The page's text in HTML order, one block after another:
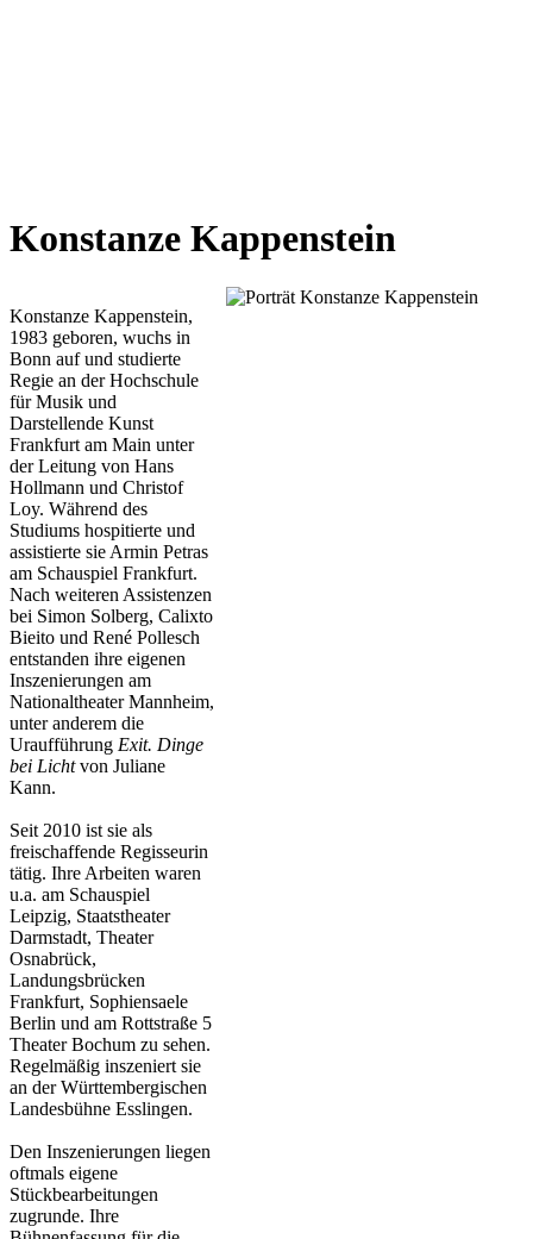
Konstanze Kappenstein
Konstanze Kappenstein,
1983 geboren, wuchs in
Bonn auf und studierte
Regie an der Hochschule
für Musik und
Darstellende Kunst
Frankfurt am Main unter
der Leitung von Hans
Hollmann und Christof
Loy. Während des
Studiums hospitierte und
assistierte sie Armin Petras
am Schauspiel Frankfurt.
Nach weiteren Assistenzen
bei Simon Solberg, Calixto
Bieito und René Pollesch
entstanden ihre eigenen
Inszenierungen am
Nationaltheater Mannheim,
unter anderem die
Uraufführung Exit. Dinge
bei Lichtvon Juliane
Kann.
Seit 2010 ist sie als
freischaffende Regisseurin
tätig. Ihre Arbeiten waren
u.a. am Schauspiel
Leipzig, Staatstheater
Darmstadt, Theater
Osnabrück,
Landungsbrücken
Frankfurt, Sophiensaele
Berlin und am Rottstraße 5
Theater Bochum zu sehen.
Regelmäßig inszeniert sie
an der Württembergischen
Landesbühne Esslingen.
Den Inszenierungen liegen
oftmals eigene
Stückbearbeitungen
zugrunde. Ihre